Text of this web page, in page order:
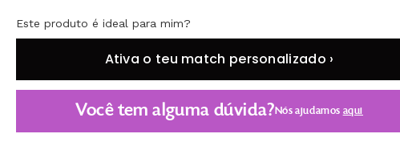
ELES VOLTARAM!
EM BREVE
Este produto é ideal para mim?
Ativa o teu match personalizado ›
Você tem alguma dúvida?Nós ajudamos aqui